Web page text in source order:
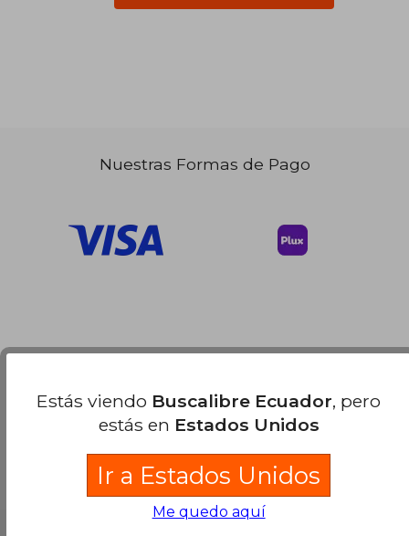
Nuestras Formas de Pago
Estás viendo Buscalibre Ecuador, pero
estás en Estados Unidos
Ir a Estados Unidos
Me quedo aquí